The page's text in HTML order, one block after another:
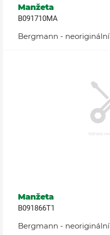
Manžeta
B091710MA
Bergmann - neoriginální
Manžeta
B091866T1
Bergmann - neoriginální